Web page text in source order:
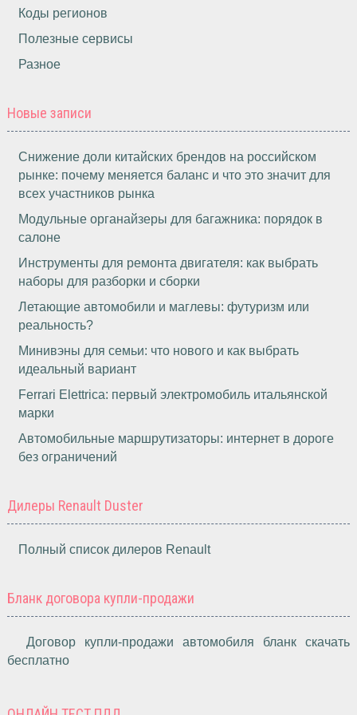
Коды регионов
Полезные сервисы
Разное
Новые записи
Снижение доли китайских брендов на российском
рынке: почему меняется баланс и что это значит для
всех участников рынка
Модульные органайзеры для багажника: порядок в
салоне
Инструменты для ремонта двигателя: как выбрать
наборы для разборки и сборки
Летающие автомобили и маглевы: футуризм или
реальность?
Минивэны для семьи: что нового и как выбрать
идеальный вариант
Ferrari Elettrica: первый электромобиль итальянской
марки
Автомобильные маршрутизаторы: интернет в дороге
без ограничений
Дилеры Renault Duster
Полный список дилеров Renault
Бланк договора купли-продажи
Договор купли-продажи автомобиля бланк скачать
бесплатно